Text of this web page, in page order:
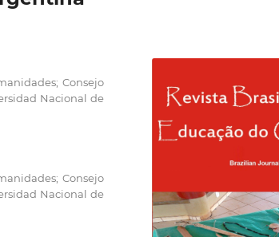
Consejo
Nacional de
Consejo
Nacional de